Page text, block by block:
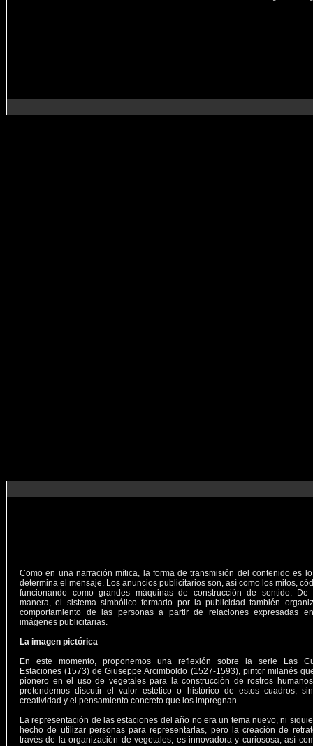
Como en una narración mítica, la forma de transmisión del contenido es
determina el mensaje. Los anuncios publicitarios son, así como los mitos,
funcionando como grandes máquinas de construcción de sentido. De
manera, el sistema simbólico formado por la publicidad también
comportamiento de las personas a partir de relaciones expresadas
imágenes publicitarias.
La imagen pictórica
En este momento, proponemos una reflexión sobre la serie Las
Estaciones (1573) de Giuseppe Arcimboldo (1527-1593), pintor milanés
pionero en el uso de vegetales para la construcción de rostros
pretendemos discutir el valor estético o histórico de estos cuadros,
creatividad y el pensamiento concreto que los impregnan.
La representación de las estaciones del año no era un tema nuevo, ni
hecho de utilizar personas para representarlas, pero la creación de
través de la organización de vegetales, es innovadora y curiososa, así